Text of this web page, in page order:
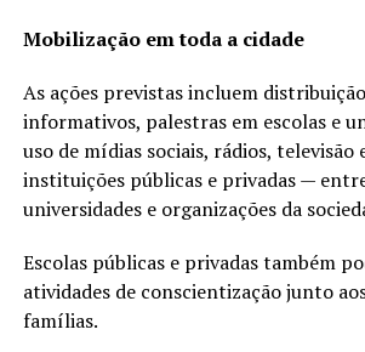
Mobilização em toda a cidade
As ações previstas incluem
informativos, palestras em escolas e
uso de mídias sociais, rádios, televisão
instituições públicas e privadas —
universidades e organizações da
Escolas públicas e privadas também
atividades de conscientização junto
famílias.